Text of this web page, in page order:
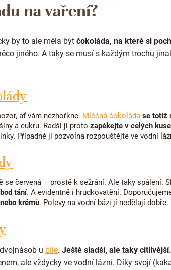
na vaření?
by to ale měla být čokoláda, na které si
jiného. A taky se musí s každým trochu
ať vám nezhořkne. Mléčná čokoláda se totiž
a cukru. Radši ji proto zapékejte v celých
Případně ji pozvolna rozpouštějte ve vodní
se červená – prostě k sežrání. Ale taky spálení.
tání. A evidentně i hrudkovatění.
krémů. Polevy na vodní bázi jí nedělají dobře.
u bílé. Ještě sladší, ale taky citlivější.
ale vždycky ve vodní lázni. Díky svojí